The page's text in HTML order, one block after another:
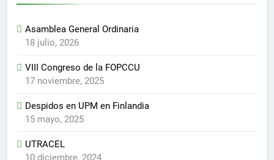
Asamblea General Ordinaria
18 julio, 2026
VIII Congreso de la FOPCCU
17 noviembre, 2025
Despidos en UPM en Finlandia
15 mayo, 2025
UTRACEL